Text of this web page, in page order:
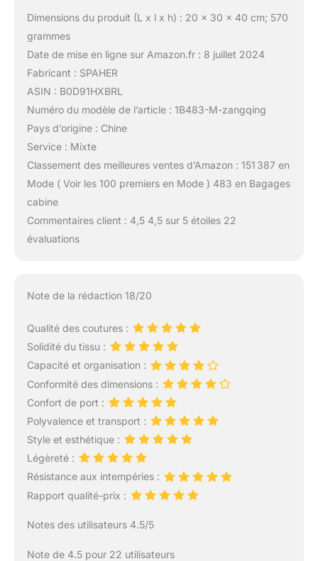
Dimensions du produit (L x l x h) : 20 x 30 x 40 cm; 570
grammes
Date de mise en ligne sur Amazon.fr : 8 juillet 2024
Fabricant : SPAHER
ASIN : B0D91HXBRL
Numéro du modèle de l’article : 1B483-M-zangqing
Pays d’origine : Chine
Service : Mixte
Classement des meilleures ventes d’Amazon : 151 387 en
Mode ( Voir les 100 premiers en Mode ) 483 en Bagages
cabine
Commentaires client : 4,5 4,5 sur 5 étoiles 22
évaluations
Note de la rédaction 18/20
Qualité des coutures :
Solidité du tissu :
Capacité et organisation :
Conformité des dimensions :
Confort de port :
Polyvalence et transport :
Style et esthétique :
Légèreté :
Résistance aux intempéries :
Rapport qualité-prix :
Notes des utilisateurs 4.5/5
Note de 4.5 pour 22 utilisateurs